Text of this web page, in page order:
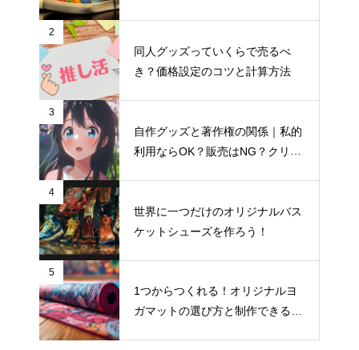
2
同人グッズっていくらで売るべ
き？価格設定のコツと計算方法
3
自作グッズと著作権の関係｜私的
利用ならOK？販売はNG？クリエ
4
世界に一つだけのオリジナルバス
ケットシューズを作ろう！
5
1つからつくれる！オリジナルヨ
ガマットの選び方と制作できるお
ランチバッグの入稿データ、解
BtoB向けノベルティとBtoC向け
【アイデア集】スマホケースが
活きるプレゼントのヒントを解
説
ラゲッジタグのリピーターを増